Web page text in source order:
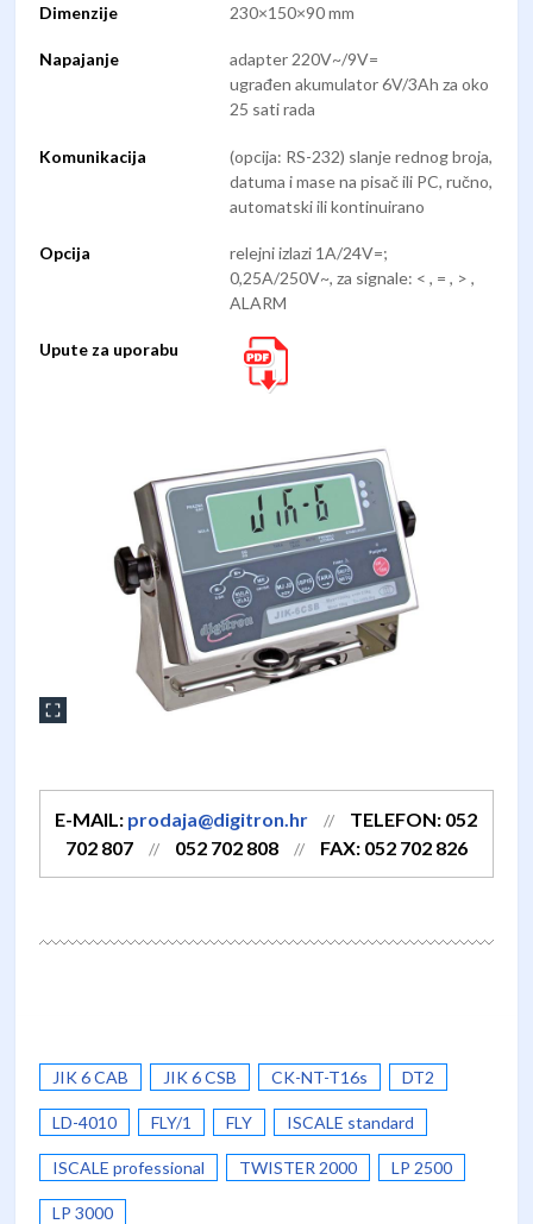
Dimenzije 230×150×90 mm
Napajanje
adapter 220V~/9V=
ugrađen akumulator 6V/3Ah za oko
25 sati rada
Komunikacija
(opcija: RS-232) slanje rednog broja,
datuma i mase na pisač ili PC, ručno,
automatski ili kontinuirano
Opcija
relejni izlazi 1A/24V=;
0,25A/250V~, za signale: < , = , > ,
ALARM
Upute za uporabu
E-MAIL: prodaja@digitron.hr //
TELEFON: 052
702 807
// 052 702 808 // FAX: 052 702 826
JIK 6 CAB JIK 6 CSB CK-NT-T16s DT2
LD-4010 FLY/1 FLY ISCALE standard
ISCALE professional TWISTER 2000 LP 2500
LP 3000